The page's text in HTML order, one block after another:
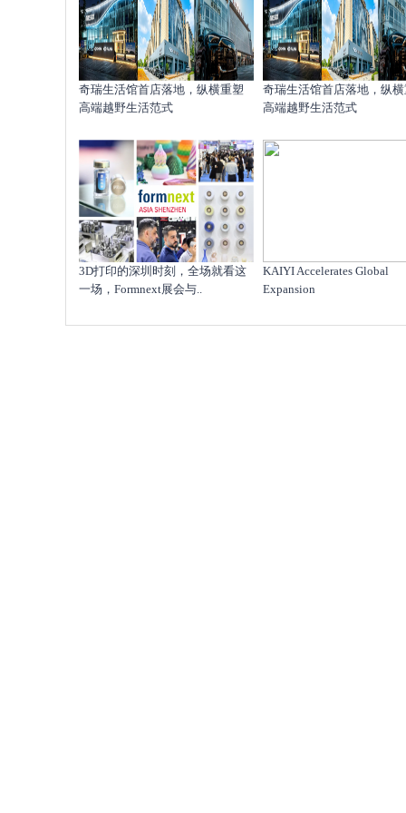
奇瑞生活馆首店落地，纵横重塑
高端越野生活范式
奇瑞生活馆首店落地，纵
高端越野生活范式
​3D打印的深圳时刻，全场就看这
一场，Formnext展会与..
KAIYI Accelerates Global
Expansion